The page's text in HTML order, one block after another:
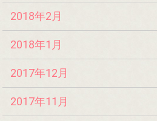
2018年2月
2018年1月
2017年12月
2017年11月